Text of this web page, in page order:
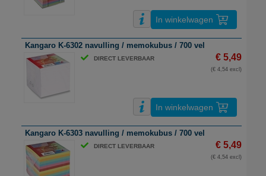
In winkelwagen
Kangaro K-6302 navulling / memokubus / 700 vel
DIRECT LEVERBAAR € 5,49
(€ 4,54 excl)
In winkelwagen
Kangaro K-6303 navulling / memokubus / 700 vel
DIRECT LEVERBAAR € 5,49
(€ 4,54 excl)